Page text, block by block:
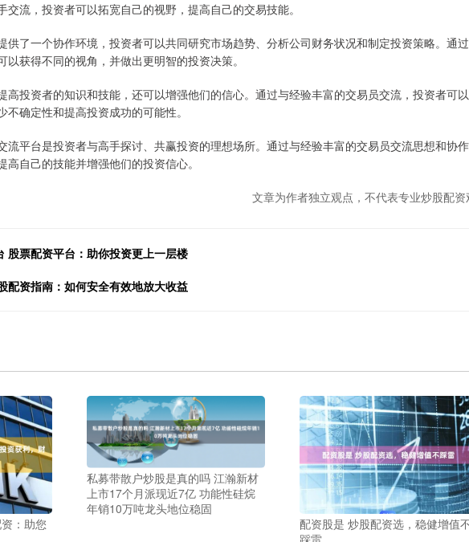
流，投资者可以拓宽自己的视野，提高自己的交易技能。
供了一个协作环境，投资者可以共同研究市场趋势、分析公司财务状况和制定投资策略。通
获得不同的视角，并做出更明智的投资决策。
高投资者的知识和技能，还可以增强他们的信心。通过与经验丰富的交易员交流，投资者可
确定性和提高投资成功的可能性。
流平台是投资者与高手探讨、共赢投资的理想场所。通过与经验丰富的交易员交流思想和协
自己的技能并增强他们的投资信心。
文章为作者独立观点，不代表专业炒股配资
股票配资平台：助你投资更上一层楼
配资指南：如何安全有效地放大收益
：助您
私募带散户炒股是真的吗 江瀚新材
上市17个月派现近7亿 功能性硅烷
年销10万吨龙头地位稳固
配资股是 炒股配资选，稳健增值